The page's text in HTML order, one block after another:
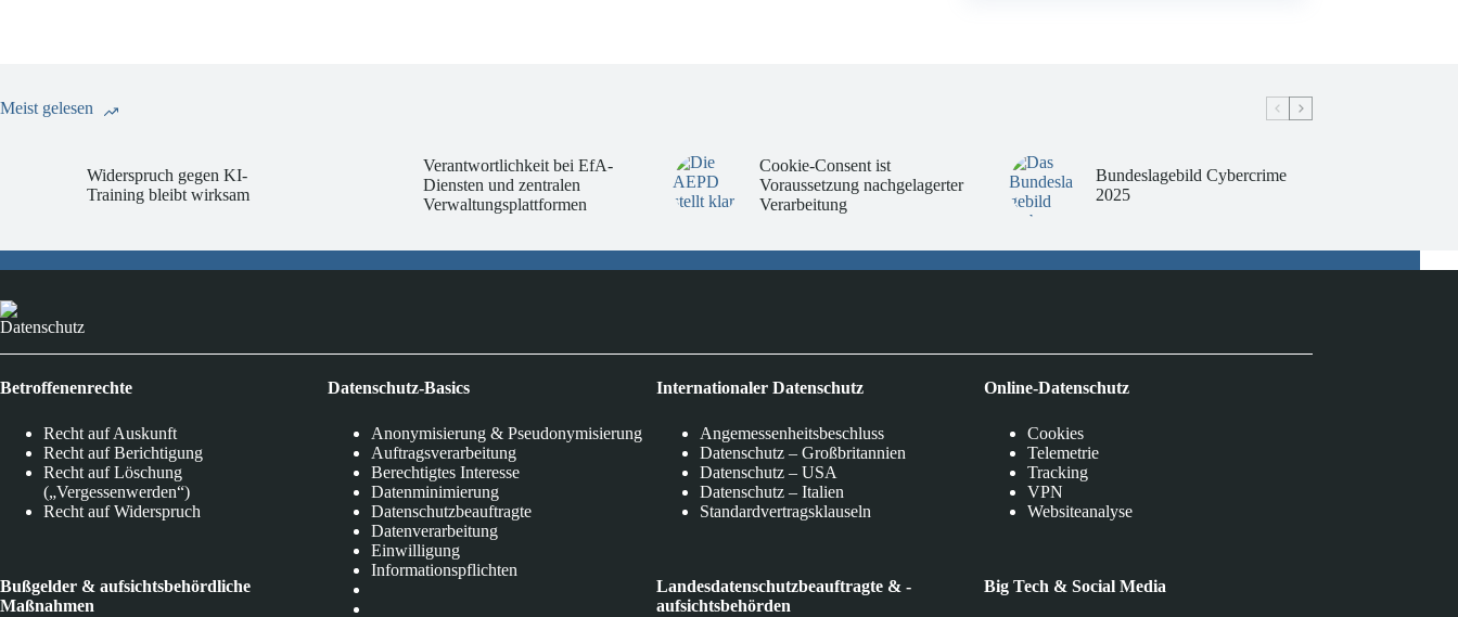
Meist gelesen
Widerspruch gegen KI-
Training bleibt wirksam
Verantwortlichkeit bei EfA-
Diensten und zentralen
Verwaltungsplattformen
Cookie-Consent ist
Voraussetzung nachgelagerter
Verarbeitung
Bundeslagebild Cybercrime
2025
Datenschutz
Betroffenenrechte
Recht auf Auskunft
Recht auf Berichtigung
Recht auf Löschung
(„Vergessenwerden“)
Recht auf Widerspruch
Bußgelder & aufsichtsbehördliche
Maßnahmen
Datenschutz-Basics
Anonymisierung & Pseudonymisierung
Auftragsverarbeitung
Berechtigtes Interesse
Datenminimierung
Datenschutzbeauftragte
Datenverarbeitung
Einwilligung
Informationspflichten
Internationaler Datenschutz
Angemessenheitsbeschluss
Datenschutz – Großbritannien
Datenschutz – USA
Datenschutz – Italien
Standardvertragsklauseln
Landesdatenschutzbeauftragte & -
aufsichtsbehörden
Online-Datenschutz
Cookies
Telemetrie
Tracking
VPN
Websiteanalyse
Big Tech & Social Media